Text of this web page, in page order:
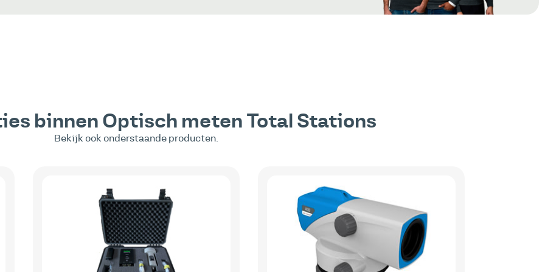
binnen Optisch meten Total Stations
Bekijk ook onderstaande producten.